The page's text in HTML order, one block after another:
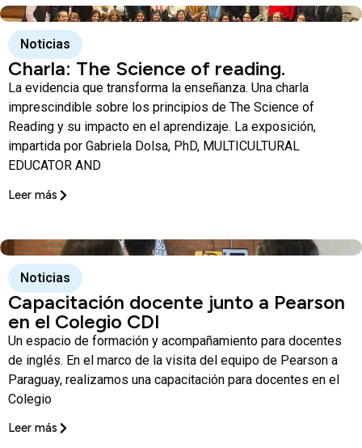
Noticias
Charla: The Science of reading.
La evidencia que transforma la enseñanza. Una charla
imprescindible sobre los principios de The Science of
Reading y su impacto en el aprendizaje. La exposición,
impartida por Gabriela Dolsa, PhD, MULTICULTURAL
EDUCATOR AND
Leer más
Noticias
Capacitación docente junto a Pearson
en el Colegio CDI
Un espacio de formación y acompañamiento para docentes
de inglés. En el marco de la visita del equipo de Pearson a
Paraguay, realizamos una capacitación para docentes en el
Colegio
Leer más